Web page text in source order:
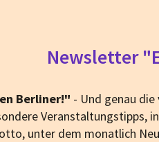
Newsletter
Berliner!" - Und genau
Veranstaltungstipps,
unter dem monatlich